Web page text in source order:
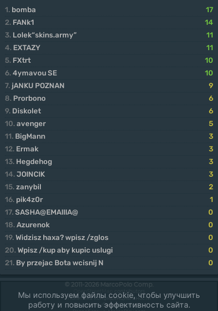
1. bomba
17
2. FANk1
14
3. Lolek“skins.army”
11
4. EXTAZY
11
5. FXtrt
10
6. 4ymavou SE
10
7. jANKU POZNAN
9
8. Prorbono
6
9. Diskolet
6
10. avenger
5
11. BigMann
3
12. Ermak
3
13. Hegdehog
3
14. JOINCIK
3
15. zanybil
2
16. pik4z0r
1
17. SASHA@EMAIIIA@
0
18. Azurenok
0
19. Widzisz haxa? wpisz /zglos
0
20. Wpisz /kup aby kupic uslugi
0
21. By przejac Bota wcisnij N 0
© 2011-2026 MarcoPolo Comp.
OpenStreetMap
contributors
Политика конфиденциальности
Договор публичной оферты
Мы используем файлы cookie, чтобы улучшить
работу и повысить эффективность сайта.